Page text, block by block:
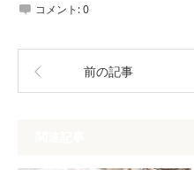
コメント:0
前の記事